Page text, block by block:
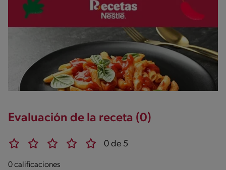
Evaluación de la receta (0)
0 de 5
0 calificaciones